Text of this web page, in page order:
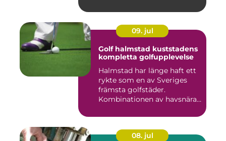
09. jul
Golf halmstad kuststadens
kompletta golfupplevelse
Halmstad har länge haft ett
rykte som en av Sveriges
främsta golfstäder.
Kombinationen av havsnära
08. jul